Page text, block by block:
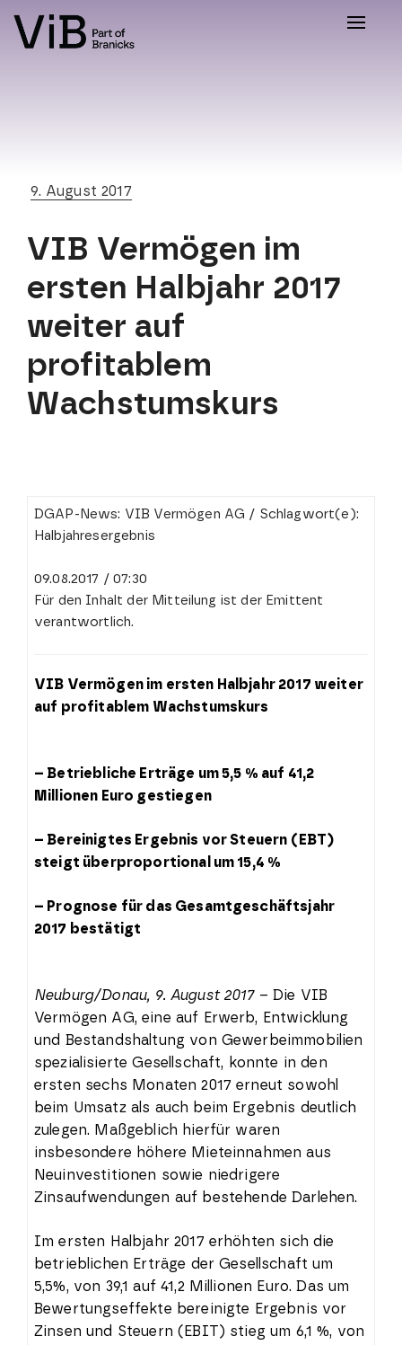
Toggle
9. August 2017
VIB Vermögen im
ersten Halbjahr 2017
weiter auf
profitablem
Wachstumskurs
DGAP-News: VIB Vermögen AG / Schlagwort(e):
Halbjahresergebnis
09.08.2017 / 07:30
Für den Inhalt der Mitteilung ist der Emittent
verantwortlich.
VIB Vermögen im ersten Halbjahr 2017 weiter
auf profitablem Wachstumskurs
– Betriebliche Erträge um 5,5 % auf 41,2
Millionen Euro gestiegen
– Bereinigtes Ergebnis vor Steuern (EBT)
steigt überproportional um 15,4 %
– Prognose für das Gesamtgeschäftsjahr
2017 bestätigt
Neuburg/Donau, 9. August 2017 – Die VIB
Vermögen AG, eine auf Erwerb, Entwicklung
und Bestandshaltung von Gewerbeimmobilien
spezialisierte Gesellschaft, konnte in den
ersten sechs Monaten 2017 erneut sowohl
beim Umsatz als auch beim Ergebnis deutlich
zulegen. Maßgeblich hierfür waren
insbesondere höhere Mieteinnahmen aus
Neuinvestitionen sowie niedrigere
Zinsaufwendungen auf bestehende Darlehen.
Im ersten Halbjahr 2017 erhöhten sich die
betrieblichen Erträge der Gesellschaft um
5,5%, von 39,1 auf 41,2 Millionen Euro. Das um
Bewertungseffekte bereinigte Ergebnis vor
Zinsen und Steuern (EBIT) stieg um 6,1 %, von